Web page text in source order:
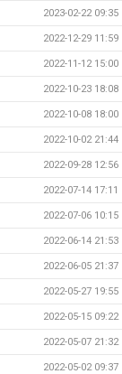
2023-02-22 09:35
2022-12-29 11:59
2022-11-12 15:00
2022-10-23 18:08
2022-10-08 18:00
2022-10-02 21:44
2022-09-28 12:56
2022-07-14 17:11
2022-07-06 10:15
2022-06-14 21:53
2022-06-05 21:37
2022-05-27 19:55
2022-05-15 09:22
2022-05-07 21:32
2022-05-02 09:37